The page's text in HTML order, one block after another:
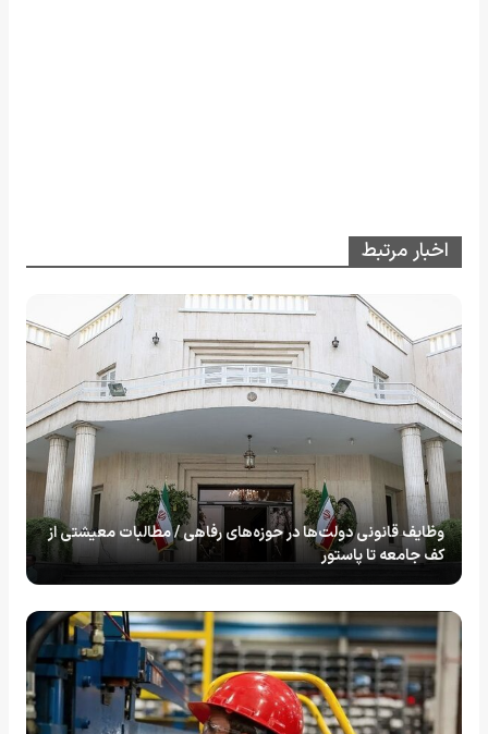
اخبار مرتبط
وظایف قانونی دولت‌ها در حوزه‌های رفاهی / مطالبات معیشتی از
کف جامعه تا پاستور